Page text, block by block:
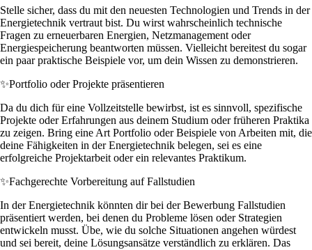
Stelle sicher, dass du mit den neuesten Technologien und Trends in der
Energietechnik vertraut bist. Du wirst wahrscheinlich technische
Fragen zu erneuerbaren Energien, Netzmanagement oder
Energiespeicherung beantworten müssen. Vielleicht bereitest du sogar
ein paar praktische Beispiele vor, um dein Wissen zu demonstrieren.
✨Portfolio oder Projekte präsentieren
Da du dich für eine Vollzeitstelle bewirbst, ist es sinnvoll, spezifische
Projekte oder Erfahrungen aus deinem Studium oder früheren Praktika
zu zeigen. Bring eine Art Portfolio oder Beispiele von Arbeiten mit, die
deine Fähigkeiten in der Energietechnik belegen, sei es eine
erfolgreiche Projektarbeit oder ein relevantes Praktikum.
✨Fachgerechte Vorbereitung auf Fallstudien
In der Energietechnik könnten dir bei der Bewerbung Fallstudien
präsentiert werden, bei denen du Probleme lösen oder Strategien
entwickeln musst. Übe, wie du solche Situationen angehen würdest
und sei bereit, deine Lösungsansätze verständlich zu erklären. Das